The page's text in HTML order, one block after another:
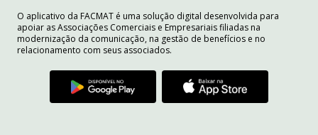
O aplicativo da FACMAT é uma solução digital desenvolvida para
apoiar as Associações Comerciais e Empresariais filiadas na
modernização da comunicação, na gestão de benefícios e no
relacionamento com seus associados.